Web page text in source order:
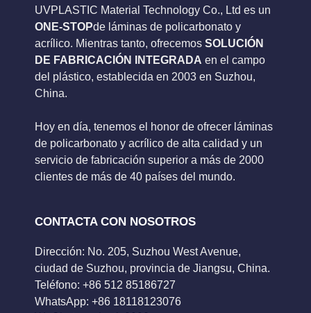
UVPLASTIC Material Technology Co., Ltd es un
ONE-STOPde láminas de policarbonato y
acrílico. Mientras tanto, ofrecemos SOLUCIÓN
DE FABRICACIÓN INTEGRADA en el campo
del plástico, establecida en 2003 en Suzhou,
China.
Hoy en día, tenemos el honor de ofrecer láminas
de policarbonato y acrílico de alta calidad y un
servicio de fabricación superior a más de 2000
clientes de más de 40 países del mundo.
CONTACTA CON NOSOTROS
Dirección: No. 205, Suzhou West Avenue,
ciudad de Suzhou, provincia de Jiangsu, China.
Teléfono: +86 512 85186727
WhatsApp: +86 18118123076